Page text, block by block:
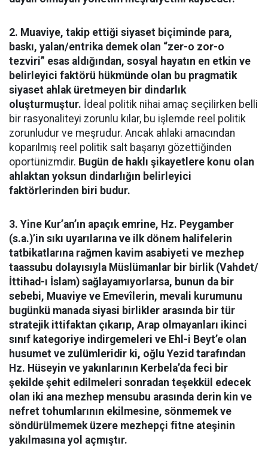
2. Muaviye, takip ettiği siyaset biçiminde para,
baskı, yalan/entrika demek olan “zer-o zor-o
tezviri” esas aldığından, sosyal hayatın en etkin ve
belirleyici faktörü hükmünde olan bu pragmatik
siyaset ahlak üretmeyen bir dindarlık
oluşturmuştur. İdeal politik nihai amaç seçilirken belli
bir rasyonaliteyi zorunlu kılar, bu işlemde reel politik
zorunludur ve meşrudur. Ancak ahlaki amacından
koparılmış reel politik salt başarıyı gözettiğinden
oportünizmdir. Bugün de haklı şikayetlere konu olan
ahlaktan yoksun dindarlığın belirleyici
faktörlerinden biri budur.
3. Yine Kur’an’ın apaçık emrine, Hz. Peygamber
(s.a.)’in sıkı uyarılarına ve ilk dönem halifelerin
tatbikatlarına rağmen kavim asabiyeti ve mezhep
taassubu dolayısıyla Müslümanlar bir birlik (Vahdet/
İttihad-ı İslam) sağlayamıyorlarsa, bunun da bir
sebebi, Muaviye ve Emevîlerin, mevali kurumunu
bugünkü manada siyasi birlikler arasında bir tür
stratejik ittifaktan çıkarıp, Arap olmayanları ikinci
sınıf kategoriye indirgemeleri ve Ehl-i Beyt’e olan
husumet ve zulümleridir ki, oğlu Yezid tarafından
Hz. Hüseyin ve yakınlarının Kerbela’da feci bir
şekilde şehit edilmeleri sonradan teşekkül edecek
olan iki ana mezhep mensubu arasında derin kin ve
nefret tohumlarının ekilmesine, sönmemek ve
söndürülmemek üzere mezhepçi fitne ateşinin
yakılmasına yol açmıştır.